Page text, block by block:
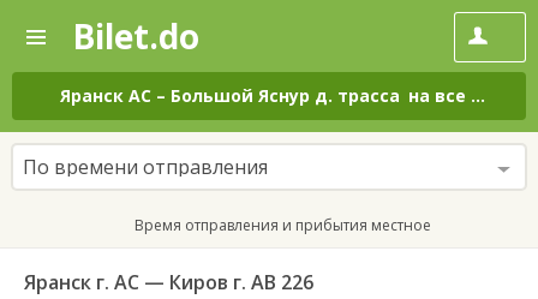
—
Поиск
и
покупка
билетов
на
автобус
онлайн
Bilet.do
Яранск АС – Большой Яснур д. трасса на все дни
По времени отправления
Время отправления и прибытия местное
Яранск г. АС — Киров г. АВ 226